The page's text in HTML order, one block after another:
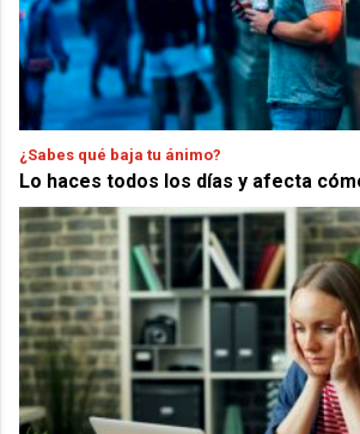
¿Sabes qué baja tu ánimo?
Lo haces todos los días y afecta